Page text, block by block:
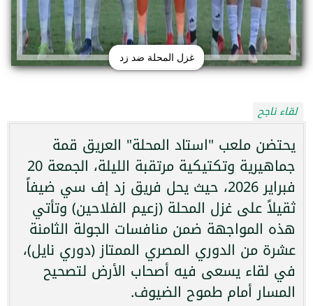
غزل المحلة ضد زد
لقاء ناجح
يحتضن ملعب "استاد المحلة" العريق قمة
جماهيرية وتكتيكية مرتقبة الليلة، الجمعة 20
فبراير 2026، حيث يحل فريق زد إف سي ضيفاً
ثقيلاً على غزل المحلة (زعيم الفلاحين) وتأتي
هذه المواجهة ضمن منافسات الجولة الثامنة
عشرة من الدوري المصري الممتاز (دوري نايل)،
في لقاء يسعى فيه أصحاب الأرض لتصحيح
المسار أمام طموح الضيوف.